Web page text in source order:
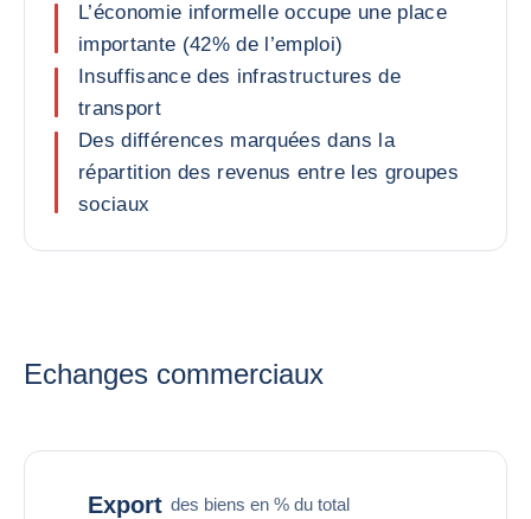
L’économie informelle occupe une place
importante (42% de l’emploi)
Insuffisance des infrastructures de
transport
Des différences marquées dans la
répartition des revenus entre les groupes
sociaux
Echanges commerciaux
Export des biens en % du total